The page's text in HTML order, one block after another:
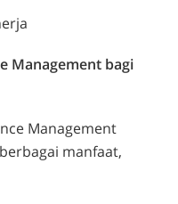
Management bagi
Management
manfaat,